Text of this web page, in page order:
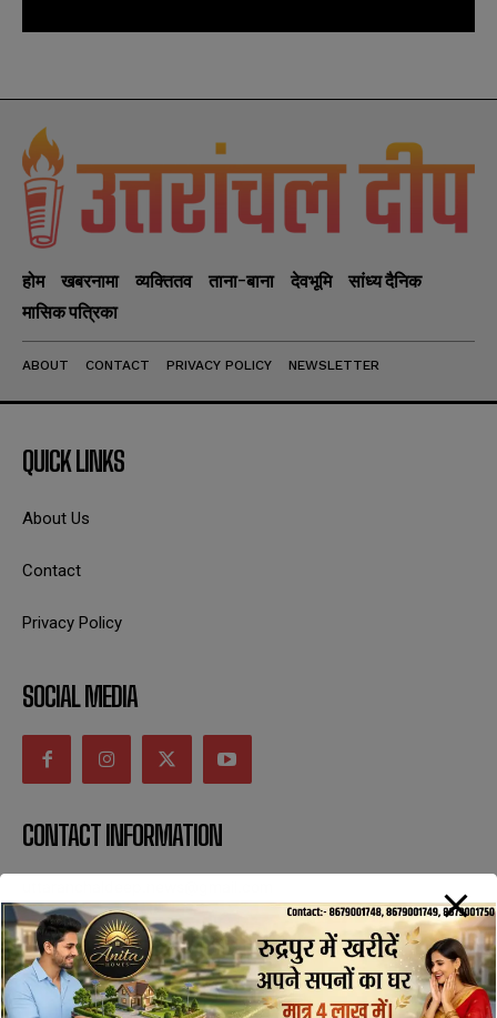
होम खबरनामा व्यक्तितव ताना-बाना देवभूमि
सांध्य दैनिक
मासिक पत्रिका
ABOUT CONTACT PRIVACY POLICY NEWSLETTER
QUICK LINKS
About Us
Contact
Privacy Policy
SOCIAL MEDIA
CONTACT INFORMATION
SUBSCRIBE NOW